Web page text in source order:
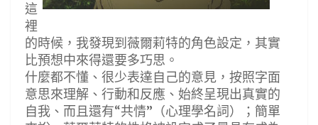
這
裡
的時候，我發現到薇爾莉特的角色設定，其實
比預想中來得還要多巧思。
什麼都不懂、很少表達自己的意見，按照字面
意思來理解、行動和反應、始終呈現出真實的
自我、而且還有“共情”（心理學名詞）；簡單